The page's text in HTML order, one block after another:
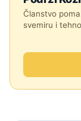
Članstvo
svemiru i